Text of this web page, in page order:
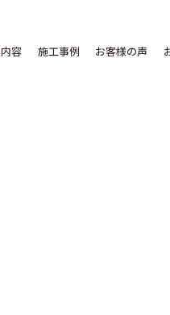
容 施工事例 お客様の声